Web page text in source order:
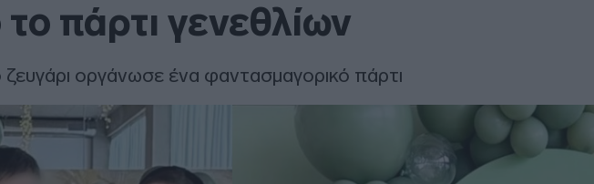
πάρτι γενεθλίων
οργάνωσε ένα φαντασμαγορικό πάρτι